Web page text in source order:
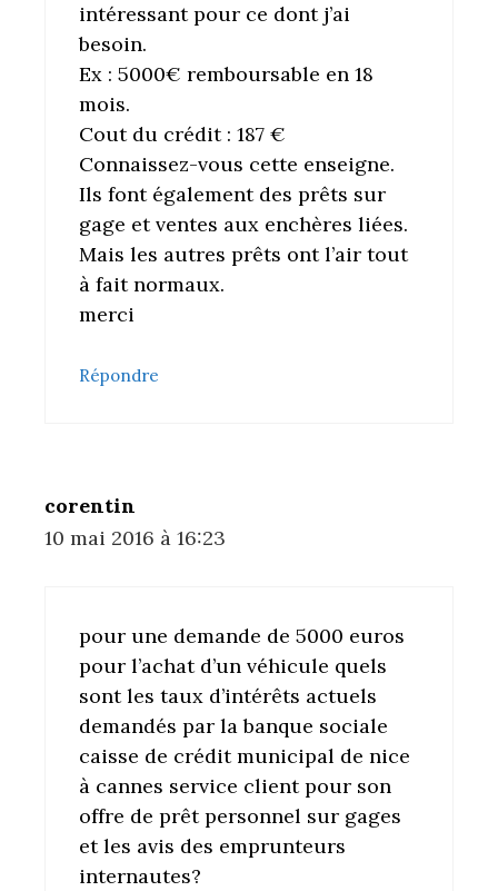
intéressant pour ce dont j’ai
besoin.
Ex : 5000€ remboursable en 18
mois.
Cout du crédit : 187 €
Connaissez-vous cette enseigne.
Ils font également des prêts sur
gage et ventes aux enchères liées.
Mais les autres prêts ont l’air tout
à fait normaux.
merci
Répondre
corentin
10 mai 2016 à 16:23
pour une demande de 5000 euros
pour l’achat d’un véhicule quels
sont les taux d’intérêts actuels
demandés par la banque sociale
caisse de crédit municipal de nice
à cannes service client pour son
offre de prêt personnel sur gages
et les avis des emprunteurs
internautes?